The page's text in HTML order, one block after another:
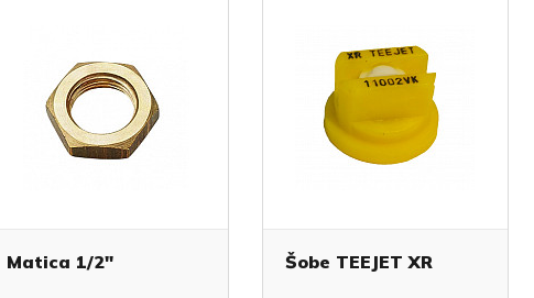
Matica 1/2" Šobe TEEJET XR